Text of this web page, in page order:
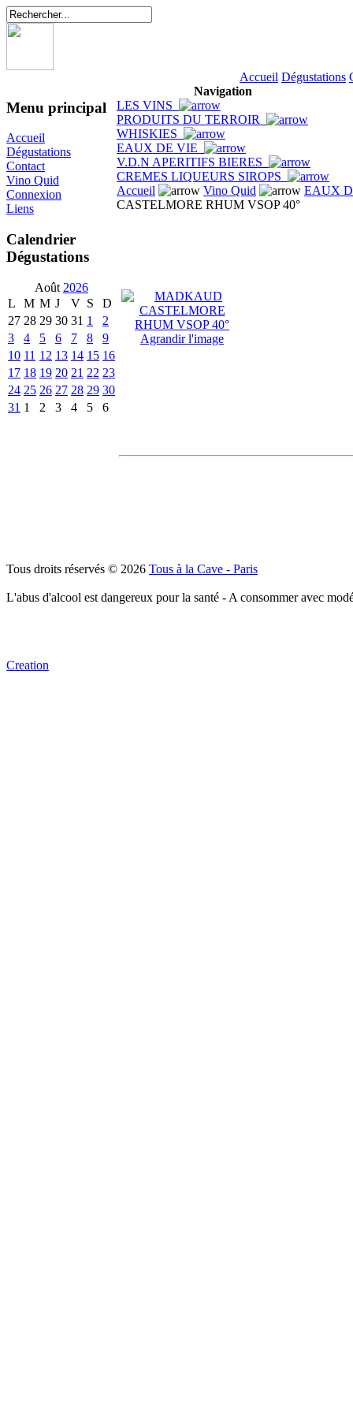
Accueil Dégustations
Menu principal
Accueil
Dégustations
Contact
Vino Quid
Connexion
Liens
Calendrier
Dégustations
Août 2026
L
M M J V S
D
27 28 29 30 31 1
2
3
4 5 6 7 8
9
10 11 12 13 14 15 16
17 18 19 20 21 22 23
24 25 26 27 28 29 30
31 1 2 3 4 5 6
Navigation
LES VINS
PRODUITS DU TERROIR
WHISKIES
EAUX DE VIE
V.D.N APERITIFS BIERES
CREMES LIQUEURS SIROPS
Accueil
Vino Quid
EAUX
CASTELMORE RHUM VSOP 40°
Agrandir l'image
Tous droits réservés © 2026 Tous à la Cave - Paris
L'abus d'alcool est dangereux pour la santé - A consommer avec
Creation